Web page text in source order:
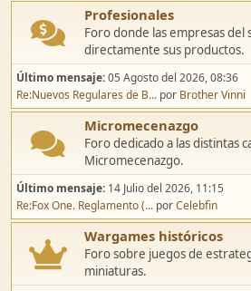
Profesionales
Foro donde las empresas del
directamente sus productos.
Último mensaje:05 Agosto del 2026, 08:36
Re:Nuevos Regulares de B... por Brother Vinni
Micromecenazgo
Foro dedicado a las distintas
Micromecenazgo.
Último mensaje: 14 Julio del 2026, 11:15
Re:Fox One. Reglamento (... porCelebfin
Wargames históricos
Foro sobre juegos de
miniaturas.